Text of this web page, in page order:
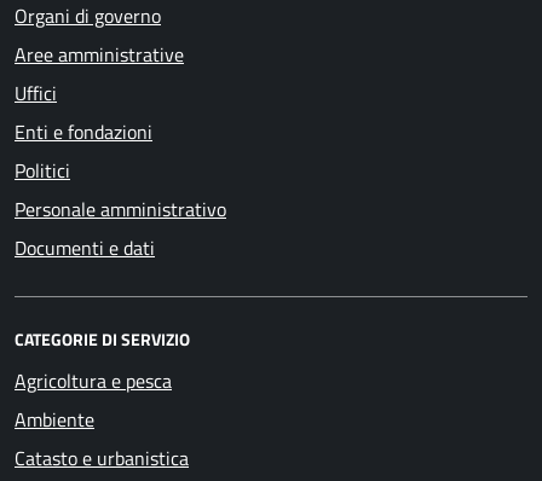
Organi di governo
Aree amministrative
Uffici
Enti e fondazioni
Politici
Personale amministrativo
Documenti e dati
CATEGORIE DI SERVIZIO
Agricoltura e pesca
Ambiente
Catasto e urbanistica